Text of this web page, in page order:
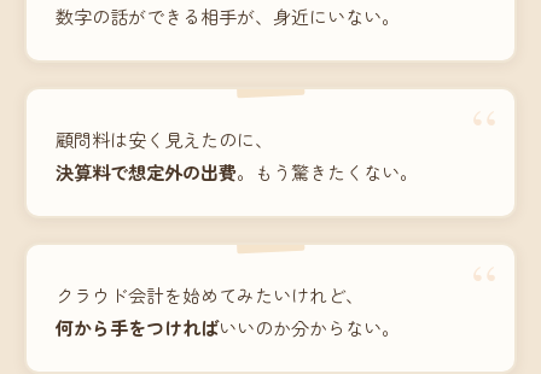
数字の話ができる相手が、身近にいない。
“
顧問料は安く見えたのに、
決算料で想定外の出費。もう驚きたくない。
“
クラウド会計を始めてみたいけれど、
何から手をつければいいのか分からない。